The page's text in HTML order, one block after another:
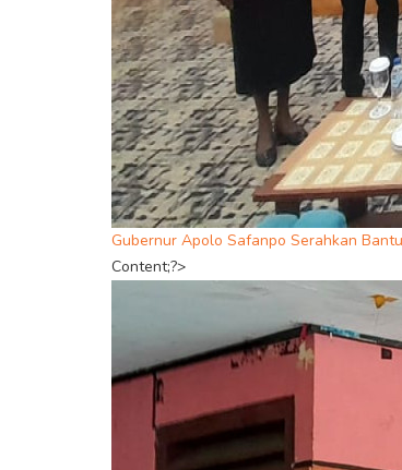
Gubernur Apolo Safanpo Serahkan
Content;?>